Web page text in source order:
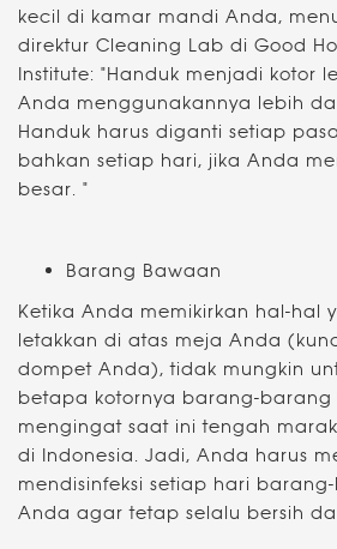
kecil di kamar mandi Anda,
direktur Cleaning Lab di Good
Institute: "Handuk menjadi kotor
Anda menggunakannya lebih
Handuk harus diganti setiap
bahkan setiap hari, jika Anda
besar. "
Barang Bawaan
Ketika Anda memikirkan hal-hal
letakkan di atas meja Anda
dompet Anda), tidak mungkin
betapa kotornya barang-barang
mengingat saat ini tengah
di Indonesia. Jadi, Anda harus
mendisinfeksi setiap hari
Anda agar tetap selalu bersih